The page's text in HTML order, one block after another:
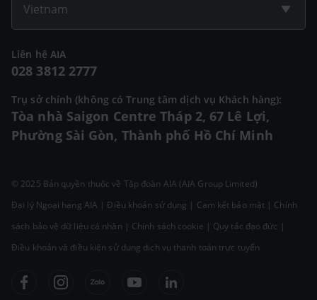
Vietnam
Liên hệ AIA
028 3812 2777
Trụ sở chính (không có Trung tâm dịch vụ Khách hàng):
Tòa nhà Saigon Centre Tháp 2, 67 Lê Lợi,
Phường Sài Gòn, Thành phố Hồ Chí Minh
© 2025 Bản quyền thuộc về Tập đoàn AIA (AIA Group Limited)
Đại lý Ngoại hạng AIA |Điều khoản sử dụng | Cam kết bảo mật | Chính
sách bảo vệ dữ liệu cá nhân | Chính sách cookie | Quy tắc đạo đức |
Điều khoản và điều kiện sử dụng dịch vụ thanh toán trực tuyến